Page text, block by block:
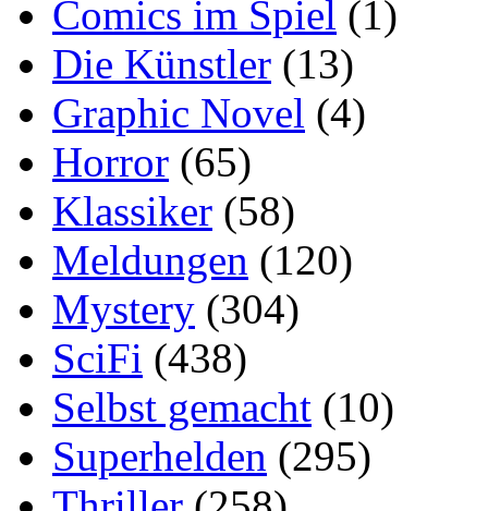
Comics im Spiel (1)
Die Künstler (13)
Graphic Novel (4)
Horror (65)
Klassiker (58)
Meldungen (120)
Mystery (304)
SciFi (438)
Selbst gemacht (10)
Superhelden (295)